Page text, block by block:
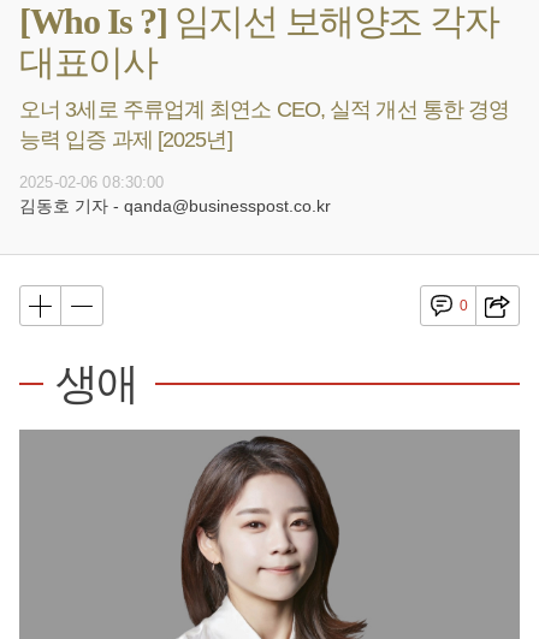
[Who Is ?] 임지선 보해양조 각자
대표이사
오너 3세로 주류업계 최연소 CEO, 실적 개선 통한 경영
능력 입증 과제 [2025년]
2025-02-06 08:30:00
김동호 기자 - qanda@businesspost.co.kr
0
생애